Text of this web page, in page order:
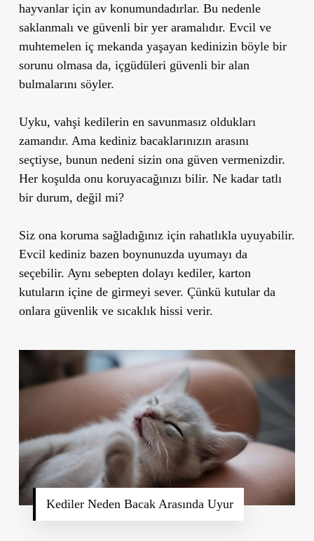
hayvanlar için av konumundadırlar. Bu nedenle
saklanmalı ve güvenli bir yer aramalıdır. Evcil ve
muhtemelen iç mekanda yaşayan kedinizin böyle bir
sorunu olmasa da, içgüdüleri güvenli bir alan
bulmalarını söyler.
Uyku, vahşi kedilerin en savunmasız oldukları
zamandır. Ama kediniz bacaklarınızın arasını
seçtiyse, bunun nedeni sizin ona güven vermenizdir.
Her koşulda onu koruyacağınızı bilir. Ne kadar tatlı
bir durum, değil mi?
Siz ona koruma sağladığınız için rahatlıkla uyuyabilir.
Evcil kediniz bazen boynunuzda uyumayı da
seçebilir. Aynı sebepten dolayı kediler, karton
kutuların içine de girmeyi sever. Çünkü kutular da
onlara güvenlik ve sıcaklık hissi verir.
Kediler Neden Bacak Arasında Uyur